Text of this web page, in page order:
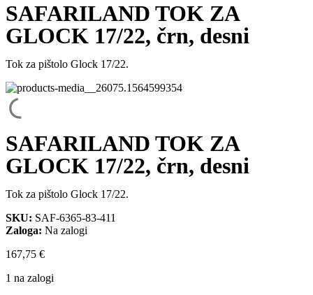
SAFARILAND TOK ZA
GLOCK 17/22, črn, desni
Tok za pištolo Glock 17/22.
SAFARILAND TOK ZA
GLOCK 17/22, črn, desni
Tok za pištolo Glock 17/22.
SKU: SAF-6365-83-411
Zaloga: Na zalogi
167,75 €
1 na zalogi